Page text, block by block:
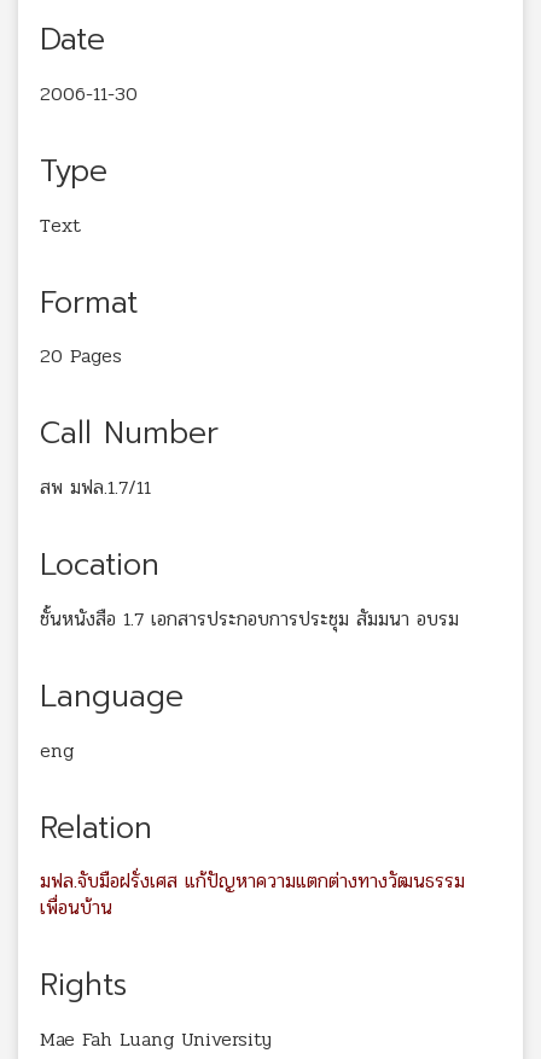
Date
2006-11-30
Type
Text
Format
20 Pages
Call Number
สพ มฟล.1.7/11
Location
ชั้นหนังสือ 1.7 เอกสารประกอบการประชุม สัมมนา อบรม
Language
eng
Relation
มฟล.จับมือฝรั่งเศส แก้ปัญหาความแตกต่างทางวัฒนธรรม
เพื่อนบ้าน
Rights
Mae Fah Luang University